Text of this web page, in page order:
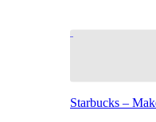
Starbucks –